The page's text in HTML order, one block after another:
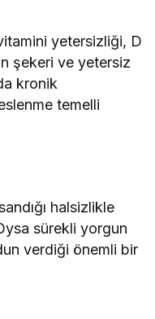
yetersizliği, D
şekeri ve yetersiz
kronik
temelli
halsizlikle
sürekli yorgun
verdiği önemli bir